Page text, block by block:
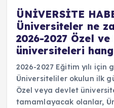
ÜNİVERSİTE
Üniversiteler ne
2026-2027 Özel
üniversiteleri
2026-2027 Eğitim yılı için
Üniversiteliler okulun ilk
Özel veya devlet
tamamlayacak olanlar,